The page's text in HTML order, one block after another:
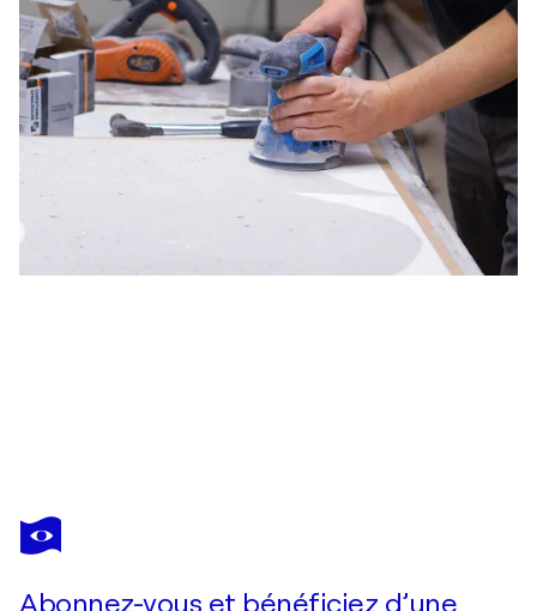
JOHAN SÖDERSTRÖM
#134 Entitled
Abonnez-vous et bénéficiez d’une